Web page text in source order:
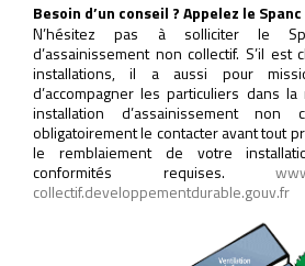
Besoin d’un conseil ? Appelez le Spanc
N’hésitez pas à solliciter le
d’assainissement non collectif. S’il
installations, il a aussi pour
d’accompagner les particuliers dans
installation d’assainissement non
obligatoirement le contacter avant tout
le remblaiement de votre
conformités requises.
collectif.developpementdurable.gouv.fr